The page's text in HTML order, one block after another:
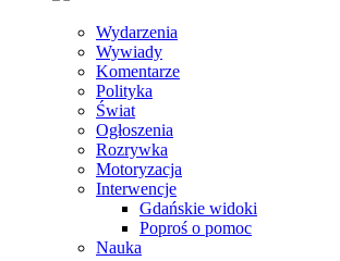
Wydarzenia
Wywiady
Komentarze
Polityka
Świat
Ogłoszenia
Rozrywka
Motoryzacja
Interwencje
Gdańskie widoki
Poproś o pomoc
Nauka